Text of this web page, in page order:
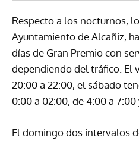
Respecto a los nocturnos,
Ayuntamiento de Alcañiz,
días de Gran Premio con
dependiendo del tráfico. El
20:00 a 22:00, el sábado
0:00 a 02:00, de 4:00 a 7:00
El domingo dos intervalos